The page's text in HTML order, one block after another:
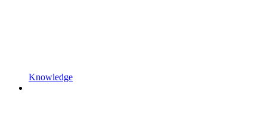
Knowledge